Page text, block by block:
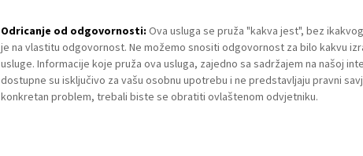
Odricanje od odgovornosti: Ova usluga se pruža "kakva jest", bez
je na vlastitu odgovornost. Ne možemo snositi odgovornost za bilo kakvu
usluge. Informacije koje pruža ova usluga, zajedno sa sadržajem na našoj
dostupne su isključivo za vašu osobnu upotrebu i ne predstavljaju pravni
konkretan problem, trebali biste se obratiti ovlaštenom odvjetniku.